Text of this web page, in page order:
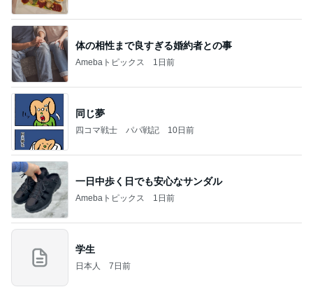
体の相性まで良すぎる婚約者との事
Amebaトピックス 1日前
同じ夢
四コマ戦士 パパ戦記 10日前
一日中歩く日でも安心なサンダル
Amebaトピックス 1日前
学生
日本人 7日前